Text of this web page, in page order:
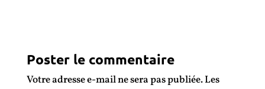
Poster le commentaire
Votre adresse e-mail ne sera pas publiée.Les